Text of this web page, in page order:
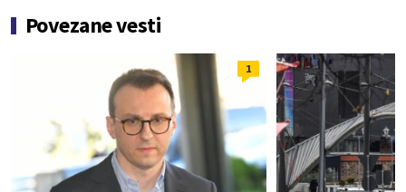
Povezane vesti
1